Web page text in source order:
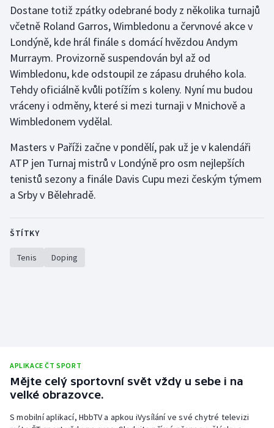
Moderní pětiboj
Motorsport
Olympijské hry
Parasport
Plavání
Plážový volejbal
Ragby
Triatlon
Veslování
Vodní slalom
Dostane totiž zpátky odebrané body z několika turnajů
včetně Roland Garros, Wimbledonu a červnové akce v
Londýně, kde hrál finále s domácí hvězdou Andym
Murraym. Provizorně suspendován byl až od
Wimbledonu, kde odstoupil ze zápasu druhého kola.
Tehdy oficiálně kvůli potížím s koleny. Nyní mu budou
vráceny i odměny, které si mezi turnaji v Mnichově a
Wimbledonem vydělal.
Masters v Paříži začne v pondělí, pak už je v kalendáři
ATP jen Turnaj mistrů v Londýně pro osm nejlepších
tenistů sezony a finále Davis Cupu mezi českým týmem
a Srby v Bělehradě.
ŠTÍTKY
Tenis Doping
APLIKACE ČT SPORT
Mějte celý sportovní svět vždy u sebe i na
velké obrazovce.
S mobilní aplikací, HbbTV a apkou iVysílání ve své chytré televizi